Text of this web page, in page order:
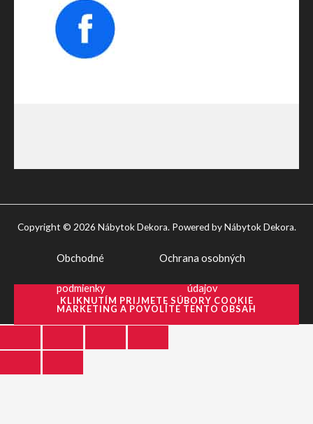
KLIKNUTÍM PRIJMETE SÚBORY COOKIE
MARKETING A POVOLÍTE TENTO OBSAH
Copyright © 2026 Nábytok Dekora. Powered by Nábytok Dekora.
Obchodné
podmienky
Ochrana osobných
údajov